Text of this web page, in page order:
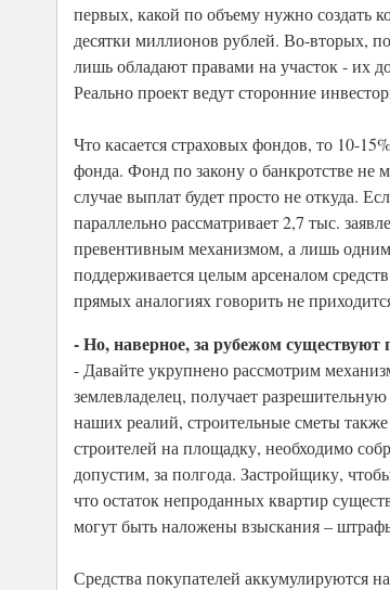
первых, какой по объему нужно создать
десятки миллионов рублей. Во-вторых,
лишь обладают правами на участок - их
Реально проект ведут сторонние
Что касается страховых фондов, то 10-
фонда. Фонд по закону о банкротстве не
случае выплат будет просто не откуда.
параллельно рассматривает 2,7 тыс.
превентивным механизмом, а лишь
поддерживается целым арсеналом
прямых аналогиях говорить не
- Но, наверное, за рубежом существуют
- Давайте укрупнено рассмотрим
землевладелец, получает
наших реалий, строительные сметы
строителей на площадку, необходимо
допустим, за полгода. Застройщику,
что остаток непроданных квартир
могут быть наложены взыскания –
Средства покупателей аккумулируются